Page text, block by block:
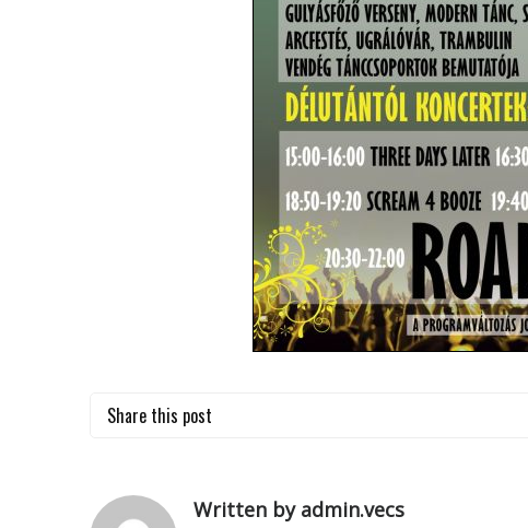
Share this post
Written by admin.vecs